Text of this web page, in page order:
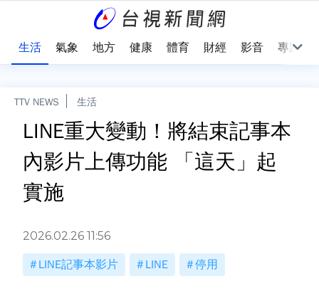
生活 氣象 地方 健康 體育 財經 影音 專題
TTV NEWS 生活
LINE重大變動！將結束記事本
內影片上傳功能 「這天」起
實施
2026.02.26 11:56
LINE記事本影片 LINE 停用